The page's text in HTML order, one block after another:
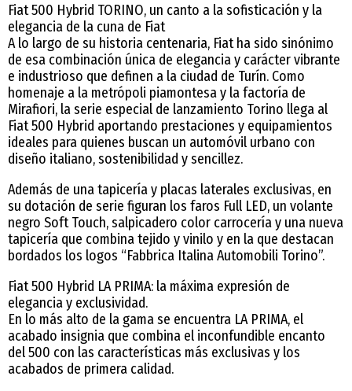
Fiat 500 Hybrid TORINO, un canto a la sofisticación y la
elegancia de la cuna de Fiat
A lo largo de su historia centenaria, Fiat ha sido sinónimo
de esa combinación única de elegancia y carácter vibrante
e industrioso que definen a la ciudad de Turín. Como
homenaje a la metrópoli piamontesa y la factoría de
Mirafiori, la serie especial de lanzamiento Torino llega al
Fiat 500 Hybrid aportando prestaciones y equipamientos
ideales para quienes buscan un automóvil urbano con
diseño italiano, sostenibilidad y sencillez.
Además de una tapicería y placas laterales exclusivas, en
su dotación de serie figuran los faros Full LED, un volante
negro Soft Touch, salpicadero color carrocería y una nueva
tapicería que combina tejido y vinilo y en la que destacan
bordados los logos “Fabbrica Italina Automobili Torino”.
Fiat 500 Hybrid LA PRIMA: la máxima expresión de
elegancia y exclusividad.
En lo más alto de la gama se encuentra LA PRIMA, el
acabado insignia que combina el inconfundible encanto
del 500 con las características más exclusivas y los
acabados de primera calidad.